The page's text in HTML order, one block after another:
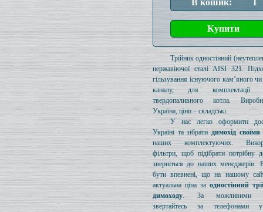
Трійник одностінний
нержавіючої сталі AISI 321.
гільзування існуючого кам’яного
каналу, для комплектації
твердопаливного котла.
Україна, ціни – складські.
У нас легко оформити
Україні та зібратидимохід
наших комплектуючих.
фільтри, щоб підібрати потрібну
зверніться до наших менеджерів.
бути впевнені, що на нашому
актуальна ціна заодностінний
димоходу. За можливими
звертайтесь за телефонами